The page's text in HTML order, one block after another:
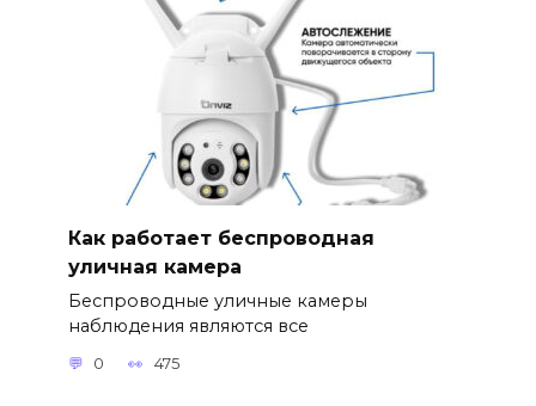
Как работает беспроводная
уличная камера
Беспроводные уличные камеры
наблюдения являются все
0 475